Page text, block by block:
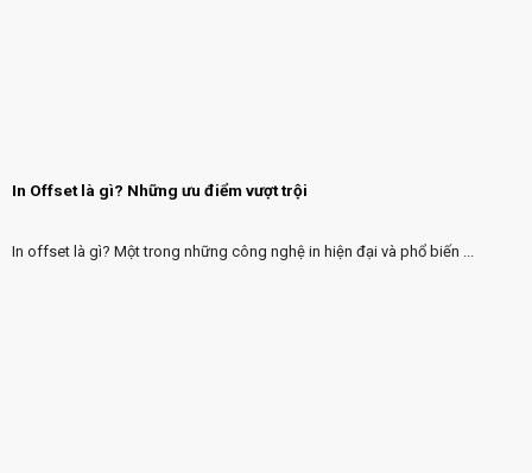
In Offset là gì? Những ưu điểm vượt trội
In offset là gì? Một trong những công nghệ in hiện đại và phổ biến ...